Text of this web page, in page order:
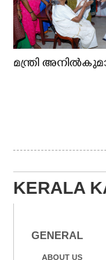
മന്ത്രി
KERALA
GENERAL
ABOUT US